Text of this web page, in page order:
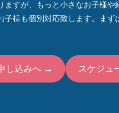
ますが、もっと小さなお子様や
子様も個別対応致します。まず
し込みへ → スケジュ